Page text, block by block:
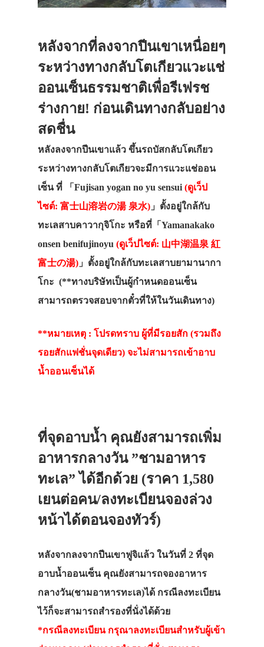
หลังจากที่ลงจากปีนเขาเหนื่อยๆ
ระหว่างทางกลับโตเกียวแวะแช่
ออนเซ็นธรรมชาติเพื่อรีเฟรช
ร่างกาย! ก่อนเดินทางกลับอย่าง
สดชื่น
หลังลงจากปีนเขาแล้ว ขึ้นรถบัสกลับโตเกียว
ระหว่างทางกลับโตเกียวจะมีการแวะแช่ออน
เซ็น ที่ 「Fujisan yogan no yu sensui (ดูเว็ป
ไซต์: 富士山溶岩の湯 泉水) 」ตั้งอยู่ใกล้กับ
ทะเลสาบคาวากุจิโกะ หรือที่「Yamanakako
onsen benifujinoyu (ดูเว็ปไซต์: 山中湖温泉 紅
富士の湯) 」ตั้งอยู่ใกล้กับทะเลสาบยามานากา
โกะ (**ทางบริษัทเป็นผู้กำหนดออนเซ็น
สามารถตรวจสอบจากตั๋วที่ให้ในวันเดินทาง)
**หมายเหตุ : โปรดทราบ ผู้ที่มีรอยสัก (รวมถึง
รอยสักแฟชั่นจุดเดียว) จะไม่สามารถเข้าอาบ
น้ำออนเซ็นได้
ที่จุดอาบน้ำ คุณยังสามารถเพิ่ม
อาหารกลางวัน ”ชามอาหาร
ทะเล” ได้อีกด้วย (ราคา 1,580
เยนต่อคน/ลงทะเบียนจองล่วง
หน้าได้ตอนจองทัวร์)
หลังจากลงจากปีนเขาฟูจิแล้ว ในวันที่ 2 ที่จุด
อาบน้ำออนเซ็น คุณยังสามารถจองอาหาร
กลางวัน(ชามอาหารทะเล)ได้ กรณีลงทะเบียน
ไว้ก็จะสามารถสำรองที่นั่งได้ด้วย
*กรณีลงทะเบียน กรุณาลงทะเบียนสำหรับผู้เข้า
ที่พัก
สาระน่ารู้
VIDEO
ภาพประทับใจ